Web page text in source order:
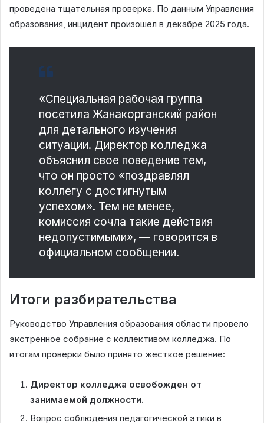
проведена тщательная проверка. По данным Управления
образования, инцидент произошел в декабре 2025 года.
«Специальная рабочая группа
посетила Жанакорганский район
для детального изучения
ситуации. Директор колледжа
объяснил свое поведение тем,
что он просто «поздравлял
коллегу с достигнутым
успехом». Тем не менее,
комиссия сочла такие действия
недопустимыми», — говорится в
официальном сообщении.
Итоги разбирательства
Руководство Управления образования области провело
экстренное собрание с коллективом колледжа. По
итогам проверки было принято жесткое решение:
Директор колледжа освобожден от
занимаемой должности.
Вопрос соблюдения педагогической этики в